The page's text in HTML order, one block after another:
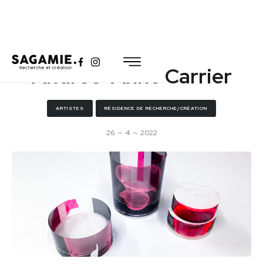
Andrée-Anne Carrier
ARTISTES RÉSIDENCE DE RECHERCHE/CRÉATION
26 — 4 — 2022